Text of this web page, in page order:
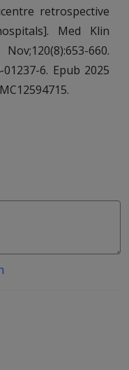
retrospective
Med Klin
660.
6. Epub 2025